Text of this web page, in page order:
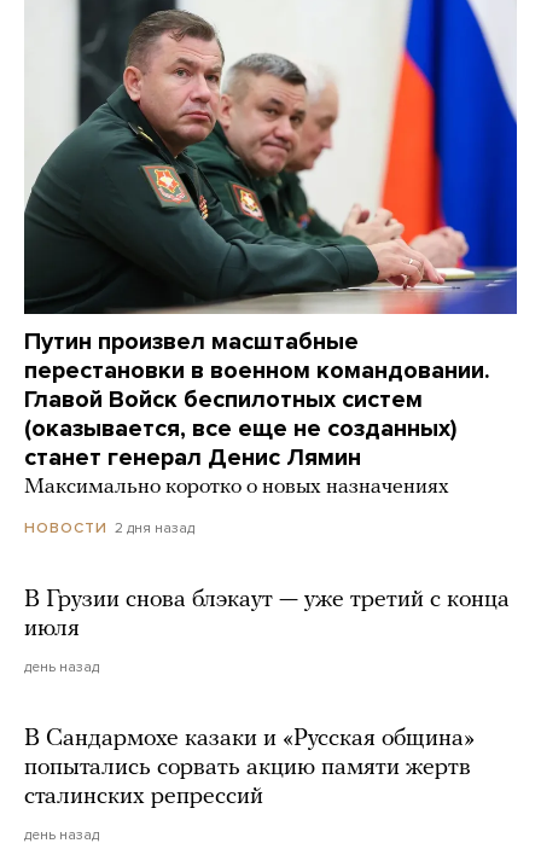
Путин произвел масштабные
перестановки в военном командовании.
Главой Войск беспилотных систем
(оказывается, все еще не созданных)
станет генерал Денис Лямин
Максимально коротко о новых назначениях
НОВОСТИ 2 дня назад
В Грузии снова блэкаут — уже третий с конца
июля
день назад
В Сандармохе казаки и «Русская община»
попытались сорвать акцию памяти жертв
сталинских репрессий
день назад